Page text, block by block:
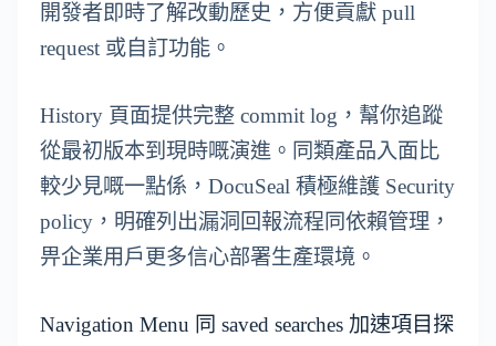
開發者即時了解改動歷史，方便貢獻 pull
request 或自訂功能。
History 頁面提供完整 commit log，幫你追蹤
從最初版本到現時嘅演進。同類產品入面比
較少見嘅一點係，DocuSeal 積極維護 Security
policy，明確列出漏洞回報流程同依賴管理，
畀企業用戶更多信心部署生產環境。
Navigation Menu 同 saved searches 加速項目探